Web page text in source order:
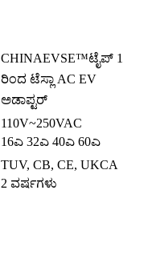
CHINAEVSE™️ಟೈಪ್ 1
ರಿಂದ ಟೆಸ್ಲಾ AC EV
ಅಡಾಪ್ಟರ್
110V~250VAC
16ಎ 32ಎ 40ಎ 60ಎ
TUV, CB, CE, UKCA
2 ವರ್ಷಗಳು